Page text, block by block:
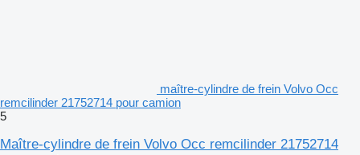
maître-cylindre de frein Volvo Occ
remcilinder 21752714 pour camion
5
Maître-cylindre de frein Volvo Occ remcilinder 21752714